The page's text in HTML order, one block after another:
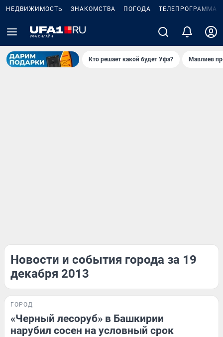
НЕДВИЖИМОСТЬ ЗНАКОМСТВА ПОГОДА ТЕЛЕПРОГРАММА
Кто решает какой будет Уфа? Мавлиев
Новости и события города за 19
декабря 2013
ГОРОД
«Черный лесоруб» в Башкирии
нарубил сосен на условный срок